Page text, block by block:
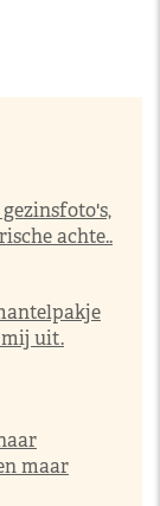
achte..
uit.
maar